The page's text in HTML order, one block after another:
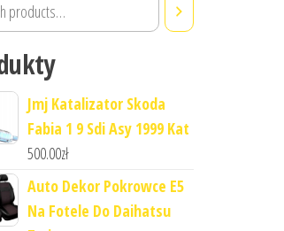
Jmj Katalizator Skoda
Fabia 1 9 Sdi Asy 1999 Kat
500.00zł
Auto Dekor Pokrowce E5
Na Fotele Do Daihatsu